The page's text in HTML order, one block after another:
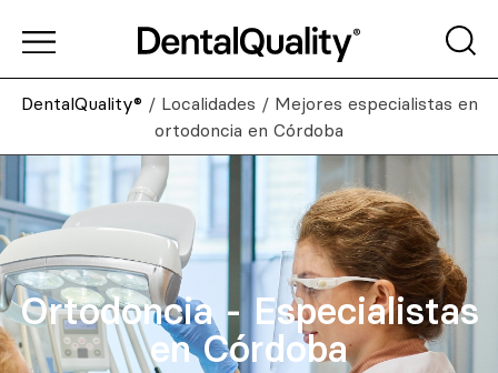
DentalQuality® / Localidades / Mejores especialistas en
ortodoncia en Córdoba
Ortodoncia - Especialistas
en Córdoba